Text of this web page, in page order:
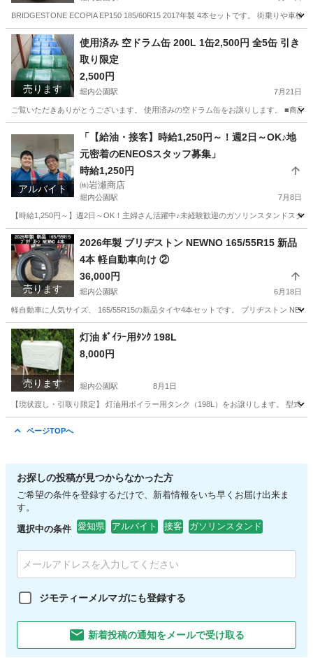
BRIDGESTONE ECOPIA EP150 185/60R15 2017年製 4本セットです。 街乗りや車
愛知 安城市 堀内公園駅 タイヤ、ホイール
売ります
使用済み 空ドラム缶 200L 1缶2,500円 全5缶 引き
取り限定
2,500円
堀内公園駅 7月21日
ご覧いただきありがとうございます。 使用済みの空ドラム缶をお譲りします。 ■商品
堀内公園駅 車のパーツ ドラム缶
アルバイト
「【給油・接客】時給1,250円～！週2日～OK♪地
元密着のENEOSスタッフ募集」
時給1,250円
㈱岩瀬商店
堀内公園駅 7月8日
【時給1,250円～】週2日～OK！主婦さん活躍中♪未経験歓迎のガソリンスタンドス
愛知 安城市 堀内公園駅 ガソリンスタンド
売ります
2026年製 ブリヂストン NEWNO 165/55R15 新品
4本 軽自動車向け ②
36,000円
堀内公園駅 6月18日
軽自動車に人気サイズ、 165/55R15の新品タイヤ4本セットです。 ブリヂストン
愛知 安城市 堀内公園駅 タイヤ、ホイール
売ります
灯油 ﾎﾞｲﾗｰ用ﾀﾝｸ 198L
8,000円
堀内公園駅 8月1日
【現状渡し・引取り限定】 灯油用ボイラー用タンク（198L）をお譲りします。 型式
ページTOPへ
お探しの投稿が見つからなかった方
ご希望の条件を登録するだけで、新着情報をいち早くお届け出来ま
す。
選択中の条件 愛知県 アルバイト 接客 ガソリンスタンド
ジモティーメルマガにも登録する
新着投稿の通知をメールで受け取る